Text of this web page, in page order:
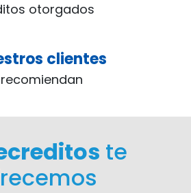
otorgados
clientes
te